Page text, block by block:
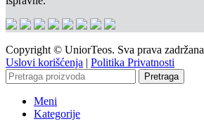
Copyright © UniorTeos. Sva prava zadržana
Uslovi korišćenja | Politika Privatnosti
Pretraga
Meni
Kategorije